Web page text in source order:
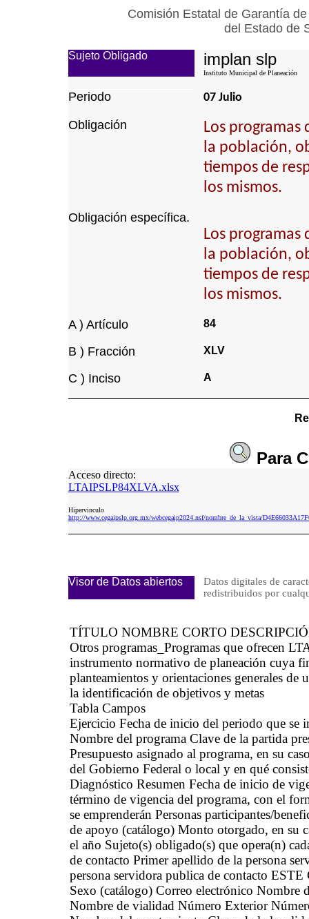
Comisión Estatal de Garantía
del Estado de
Sujeto Obligado implan slp
Instituto Municipal de Planeación
Periodo 07 Julio
Obligación
Los
la población,
tiempos de
los mismos.
Obligación específica.
Los
la población,
tiempos de
los mismos.
A ) Artículo 84
B ) Fracción XLV
C ) Inciso A
Para
Acceso directo:
LTAIPSLP84XLVA.xlsx
Hipervinculo
http://www.cegaipslp.org.mx/webcegaip2024.nsf/nombre_de_la_vista/
Visor de Datos abiertos
Datos digitales de
redistribuidos por
TÍTULO NOMBRE CORTO
Otros programas_Programas que ofrecen
instrumento normativo de planeación cuya
planteamientos y orientaciones generales
la identificación de objetivos y metas
Tabla Campos
Ejercicio Fecha de inicio del periodo que se
Nombre del programa Clave de la partida
Presupuesto asignado al programa, en su
del Gobierno Federal o local y en qué
Diagnóstico Resumen Fecha de inicio de
término de vigencia del programa, con el
se emprenderán Personas participantes/
de apoyo (catálogo) Monto otorgado, en su
el año Sujeto(s) obligado(s) que opera(n)
de contacto Primer apellido de la persona
persona servidora publica de contacto
Sexo (catálogo) Correo electrónico Nombre
Nombre de vialidad Número Exterior